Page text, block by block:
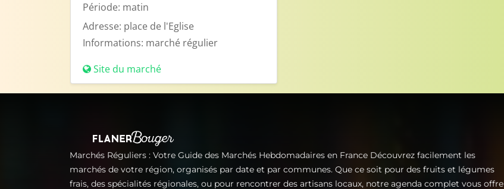
Période: matin
Adresse: place de l'Eglise
Informations: marché régulier
Site du marché
Marchés Réguliers : Votre Guide des Marchés Hebdomadaires en France Découvrez facilement les
marchés de votre région, organisés par date et par communes. Que ce soit pour des fruits et légumes
frais, des spécialités régionales, ou pour rencontrer des artisans locaux, notre agenda complet vous offre